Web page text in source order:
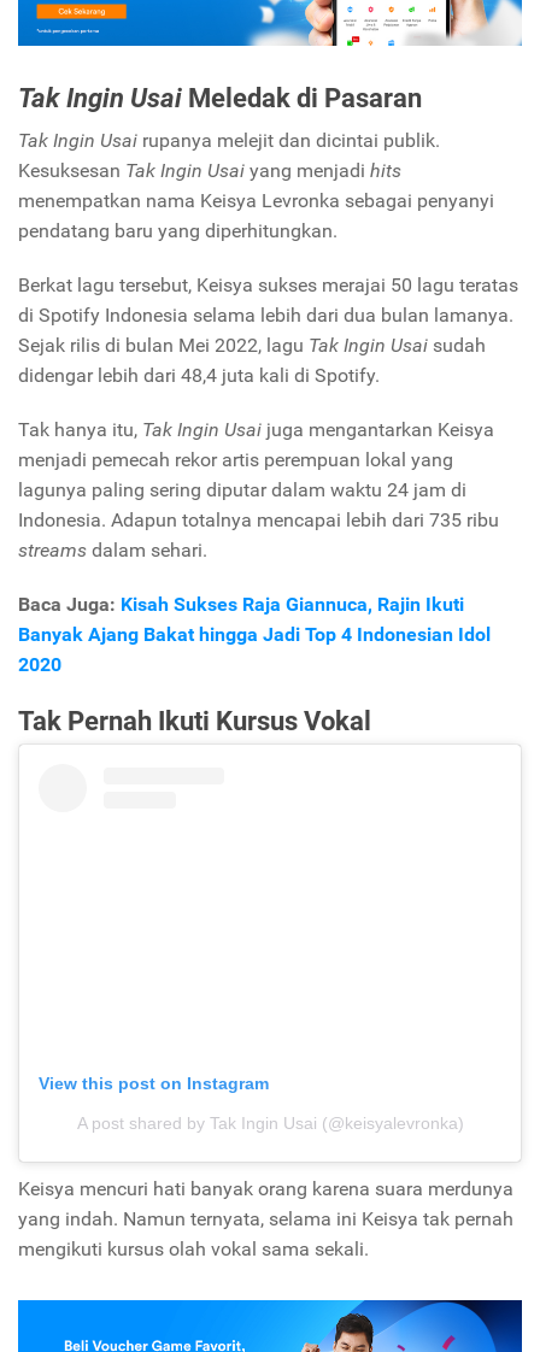
Tak Ingin Usai Meledak di Pasaran
Tak Ingin Usai rupanya melejit dan dicintai publik.
Kesuksesan Tak Ingin Usai yang menjadi hits
menempatkan nama Keisya Levronka sebagai penyanyi
pendatang baru yang diperhitungkan.
Berkat lagu tersebut, Keisya sukses merajai 50 lagu teratas
di Spotify Indonesia selama lebih dari dua bulan lamanya.
Sejak rilis di bulan Mei 2022, lagu Tak Ingin Usai sudah
didengar lebih dari 48,4 juta kali di Spotify.
Tak hanya itu, Tak Ingin Usai juga mengantarkan Keisya
menjadi pemecah rekor artis perempuan lokal yang
lagunya paling sering diputar dalam waktu 24 jam di
Indonesia. Adapun totalnya mencapai lebih dari 735 ribu
streams dalam sehari.
Baca Juga: Kisah Sukses Raja Giannuca, Rajin Ikuti
Banyak Ajang Bakat hingga Jadi Top 4 Indonesian Idol
2020
Tak Pernah Ikuti Kursus Vokal
View this post on Instagram
A post shared by Tak Ingin Usai (@keisyalevronka)
Keisya mencuri hati banyak orang karena suara merdunya
yang indah. Namun ternyata, selama ini Keisya tak pernah
mengikuti kursus olah vokal sama sekali.